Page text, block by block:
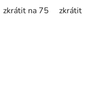
zkrátit na 75 zkrátit